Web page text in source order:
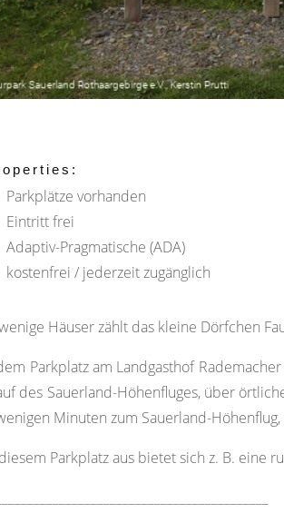
Parkplätze vorhanden
Eintritt frei
Adaptiv-Pragmatische (ADA)
kostenfrei / jederzeit zugänglich
Häuser zählt das kleine Dörfchen
Parkplatz am Landgasthof
des Sauerland-Höhenfluges, über
Minuten zum Sauerland-
Parkplatz aus bietet sich z. B. eine